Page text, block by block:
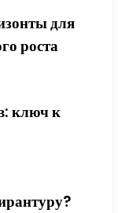
для
роста
ключ к